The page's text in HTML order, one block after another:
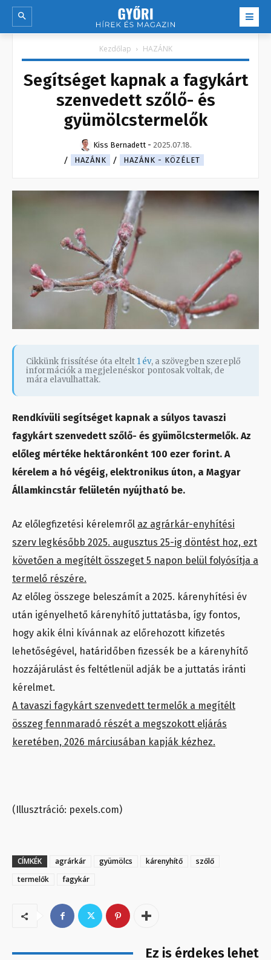
Kezdőlap HAZÁNK
Segítséget kapnak a fagykárt
szenvedett szőlő- és
gyümölcstermelők
Kiss Bernadett - 2025.07.18.
HAZÁNK
HAZÁNK - KÖZÉLET
Cikkünk frissítése óta eltelt 1 év, a szövegben szereplő
információk a megjelenéskor pontosak voltak, de
mára elavulhattak.
Rendkívüli segítséget kapnak a súlyos tavaszi
fagykárt szenvedett szőlő- és gyümölcstermelők. Az
előleg mértéke hektáronként 100 ezer forint. A
kérelem a hó végéig, elektronikus úton, a Magyar
Államkincstár felületén nyújtható be.
Az előlegfizetési kérelemről az agrárkár-enyhítési
szerv legkésőbb 2025. augusztus 25-ig döntést hoz, ezt
követően a megítélt összeget 5 napon belül folyósítja a
termelő részére.
Az előleg összege beleszámít a 2025. kárenyhítési év
után igényelhető kárenyhítő juttatásba, így fontos,
hogy akik élni kívánnak az előrehozott kifizetés
lehetőségével, határidőben fizessék be a kárenyhítő
hozzájárulást és feltétlenül adják be a juttatás iránti
kérelmet.
A tavaszi fagykárt szenvedett termelők a megítélt
összeg fennmaradó részét a megszokott eljárás
keretében, 2026 márciusában kapják kézhez.
(Illusztráció: pexels.com)
CÍMKÉK agrárkár gyümölcs kárenyhítő
szőlő
termelők
fagykár
Ez is érdekes lehet